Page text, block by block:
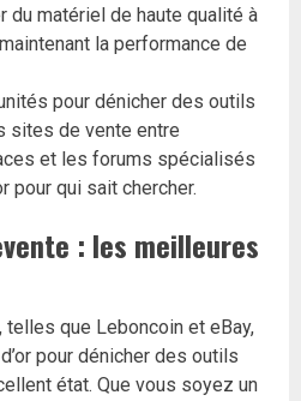
du matériel de haute qualité à
la performance de
pour dénicher des outils
sites de vente entre
et les forums spécialisés
pour qui sait chercher.
: les meilleures
que Leboncoin et eBay,
pour dénicher des outils
état. Que vous soyez un